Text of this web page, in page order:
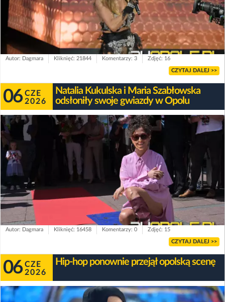
Autor: Dagmara Kliknięć: 21844 Komentarzy: 3 Zdjęć: 16
CZYTAJ DALEJ >>
06 CZE
2026
Natalia Kukulska i Maria Szabłowska
odsłoniły swoje gwiazdy w Opolu
Autor: Dagmara Kliknięć: 16458 Komentarzy: 0 Zdjęć: 15
CZYTAJ DALEJ >>
06 CZE
2026
Hip-hop ponownie przejął opolską scenę